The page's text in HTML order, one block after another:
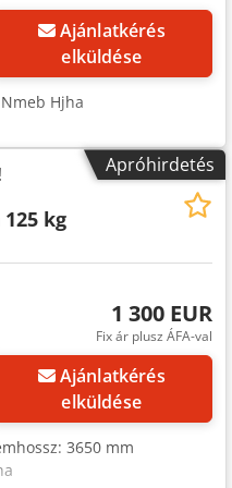
Ajánlatkérés
elküldése
Hjha
Apróhirdetés
125 kg
1 300 EUR
Fix ár plusz ÁFA-val
Ajánlatkérés
elküldése
3650 mm